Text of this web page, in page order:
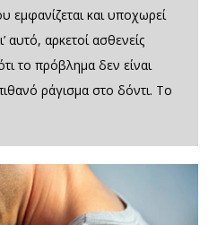
και υποχωρεί
αυτό, αρκετοί ασθενείς
το πρόβλημα δεν είναι
ράγισμα στο δόντι. Το